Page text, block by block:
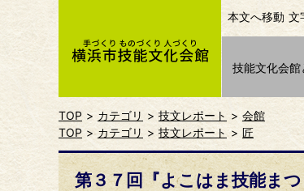
本文へ移動 文
技能文化会館
TOP カテゴリ 技文レポート
会館
TOP
カテゴリ 技文レポート 匠
第３７回『よこはま技能ま